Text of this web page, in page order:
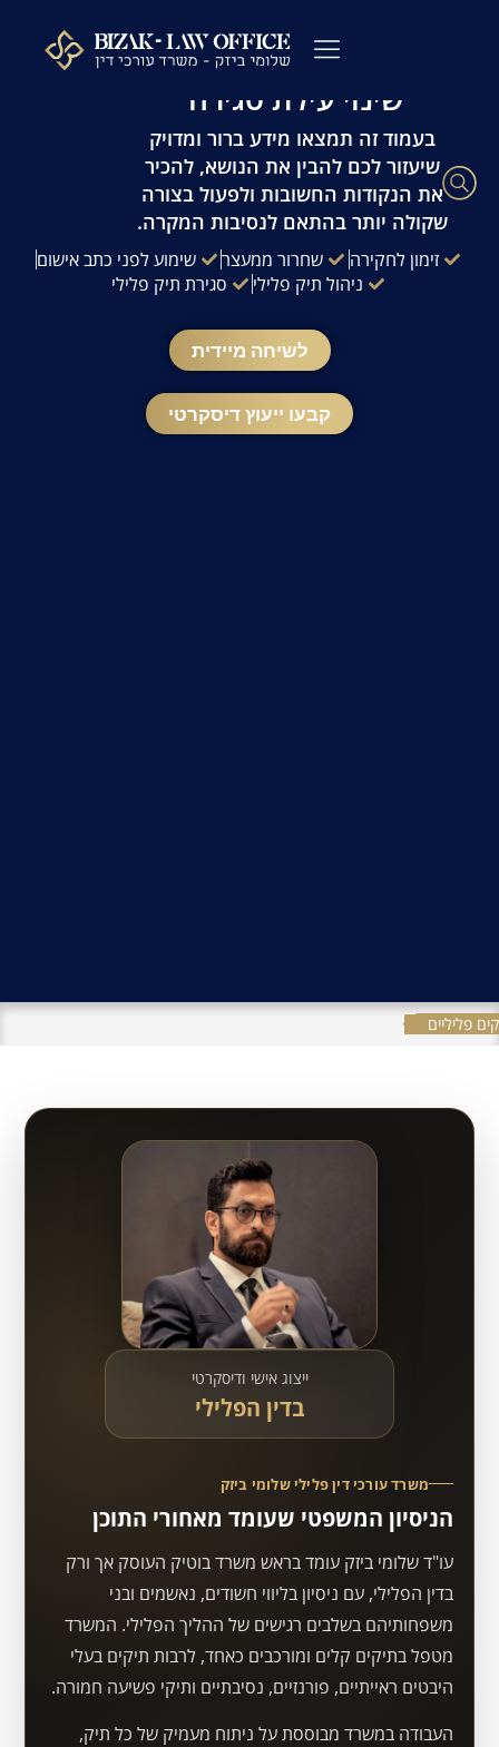
עו"ד פלילי שלומי ביזק | זמינות 24/7 | ייעוץ
מהיר ודיסקרטי
שינוי עילת סגירה
בעמוד זה תמצאו מידע ברור ומדויק
שיעזור לכם להבין את הנושא, להכיר
את הנקודות החשובות ולפעול בצורה
שקולה יותר בהתאם לנסיבות המקרה.
זימון לחקירה שחרור ממעצר
שימוע לפני כתב אישום
ניהול תיק פלילי
סגירת תיק פלילי
לשיחה מיידית
קבעו ייעוץ דיסקרטי
פליליים
משרד עורכי דין פלילי שלומי ביזק
הניסיון המשפטי שעומד מאחורי התוכן
עו"ד שלומי ביזק עומד בראש משרד בוטיק העוסק אך ורק
בדין הפלילי, עם ניסיון בליווי חשודים, נאשמים ובני
משפחותיהם בשלבים רגישים של ההליך הפלילי. המשרד
מטפל בתיקים קלים ומורכבים כאחד, לרבות תיקים בעלי
היבטים ראייתיים, פורנזיים, נסיבתיים ותיקי פשיעה חמורה.
העבודה במשרד מבוססת על ניתוח מעמיק של כל תיק,
ייצוג אישי ודיסקרטי
בדין הפלילי